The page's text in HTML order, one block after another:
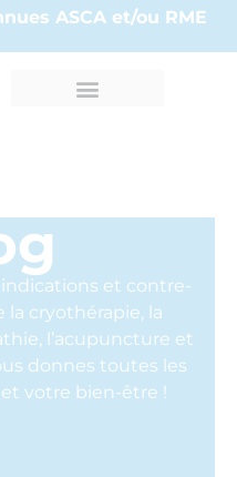
ASCA et/ou RME
indications et contre-
cryothérapie, la
l’acupuncture et
donnes toutes les
votre bien-être !